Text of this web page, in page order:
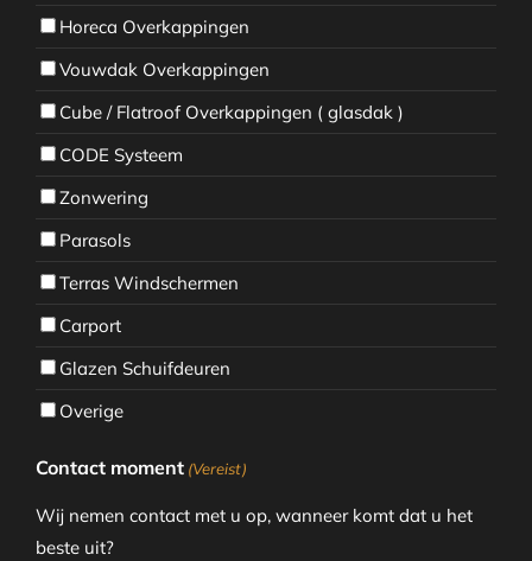
Horeca Overkappingen
Vouwdak Overkappingen
Cube / Flatroof Overkappingen ( glasdak )
CODE Systeem
Zonwering
Parasols
Terras Windschermen
Carport
Glazen Schuifdeuren
Overige
Contact moment (Vereist)
Wij nemen contact met u op, wanneer komt dat u het
beste uit?